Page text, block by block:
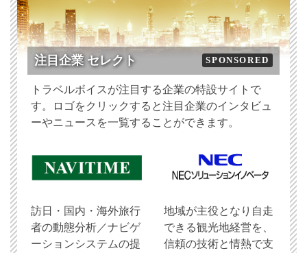
注目企業 セレクト SPONSORED
トラベルボイスが注目する企業の特設サイトで
す。ロゴをクリックすると注目企業のインタビュ
ーやニュースを一覧することができます。
訪日・国内・海外旅行
者の動態分析／ナビゲ
ーションシステムの提
地域が主役となり自走
できる観光地経営を、
信頼の技術と情熱で支